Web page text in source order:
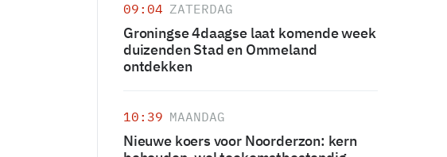
09:04 ZATERDAG
Groningse 4daagse laat komende week
duizenden Stad en Ommeland
ontdekken
10:39 MAANDAG
Nieuwe koers voor Noorderzon: kern